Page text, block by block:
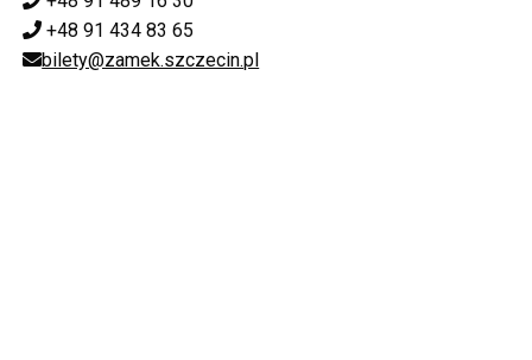
+48 91 434 83 65
bilety@zamek.szczecin.pl